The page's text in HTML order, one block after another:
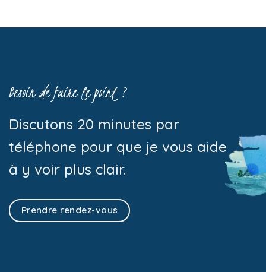
Besoin de faire le point ?
Discutons 20 minutes par
téléphone pour que je vous aide
à y voir plus clair.
Prendre rendez-vous